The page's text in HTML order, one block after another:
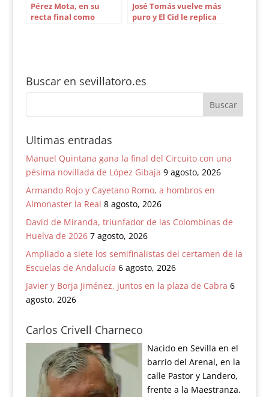
Pérez Mota, en su
recta final como
José Tomás vuelve más
puro y El Cid le replica
Buscar en sevillatoro.es
Ultimas entradas
Manuel Quintana gana la final del Circuito con una
pésima novillada de López Gibaja 9 agosto, 2026
Armando Rojo y Cayetano Romo, a hombros en
Almonaster la Real 8 agosto, 2026
David de Miranda, triunfador de las Colombinas de
Huelva de 2026 7 agosto, 2026
Ampliado a siete los semifinalistas del certamen de la
Escuelas de Andalucía 6 agosto, 2026
Javier y Borja Jiménez, juntos en la plaza de Cabra 6
agosto, 2026
Carlos Crivell Charneco
Nacido en Sevilla en el
barrio del Arenal, en la
calle Pastor y Landero,
frente a la Maestranza.